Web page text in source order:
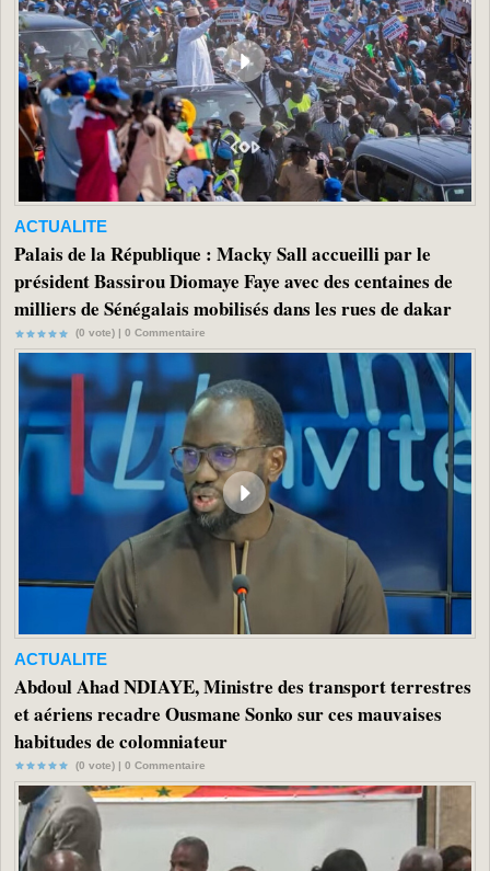
ACTUALITE
Palais de la République : Macky Sall accueilli par le
président Bassirou Diomaye Faye avec des centaines de
milliers de Sénégalais mobilisés dans les rues de dakar
(0 vote) | 0 Commentaire
ACTUALITE
Abdoul Ahad NDIAYE, Ministre des transport terrestres
et aériens recadre Ousmane Sonko sur ces mauvaises
habitudes de colomniateur
(0 vote) | 0 Commentaire